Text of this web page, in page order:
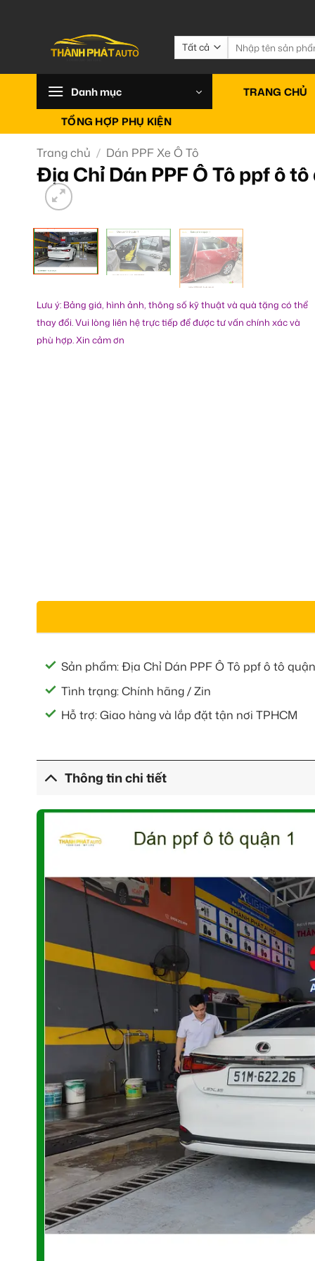
Tìm
kiếm:
Danh mục TRANG CHỦ
TỔNG HỢP PHỤ KIỆN
Trang chủ / Dán PPF Xe Ô Tô
Địa Chỉ Dán PPF Ô Tô ppf ô
Lưu ý: Bảng giá, hình ảnh, thông số kỹ thuật và quà tặng có thể
thay đổi. Vui lòng liên hệ trực tiếp để được tư vấn chính xác và
phù hợp. Xin cảm ơn
Sản phẩm: Địa Chỉ Dán PPF Ô Tô ppf ô tô
Tình trạng: Chính hãng / Zin
Hỗ trợ: Giao hàng và lắp đặt tận nơi TPHCM
Thông tin chi tiết